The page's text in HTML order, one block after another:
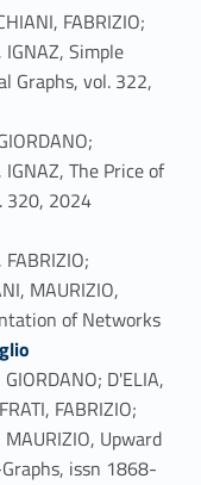
FABRIZIO;
IGNAZ, Simple
Graphs, vol. 322,
IGNAZ, The Price of
320, 2024
FABRIZIO;
MAURIZIO,
of Networks
D'ELIA,
FABRIZIO;
MAURIZIO, Upward
issn 1868-